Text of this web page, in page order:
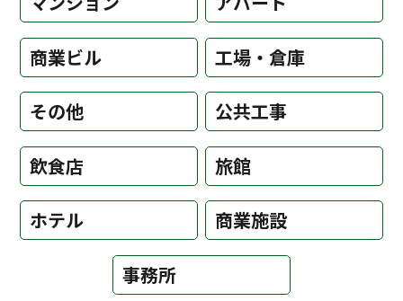
商業ビル 工場・倉庫
その他 公共工事
飲食店 旅館
ホテル 商業施設
事務所